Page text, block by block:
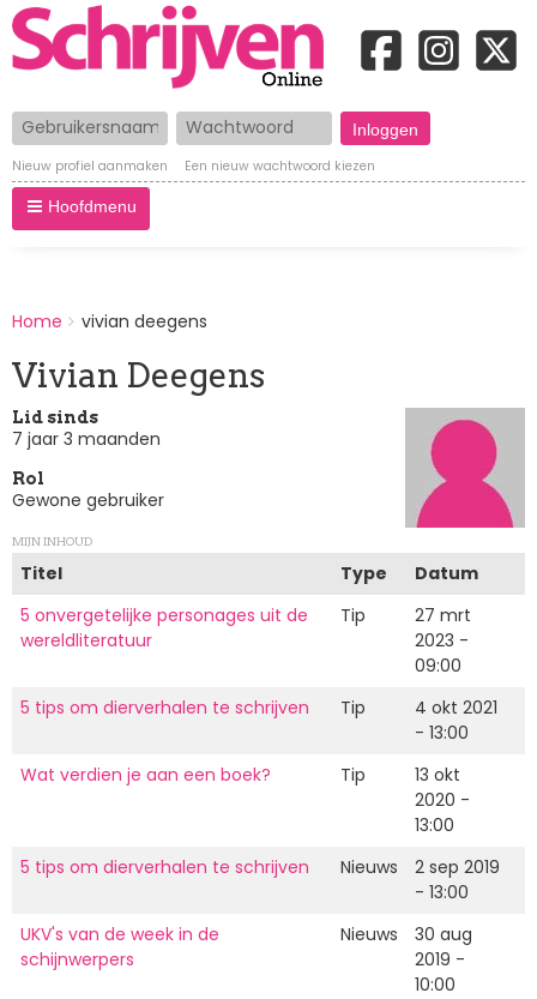
Gebruikersnaam Wachtwoord
Nieuw profiel aanmaken Een nieuw wachtwoord kiezen
Hoofdmenu
BREADCRUMBS
You
here:
Home vivian deegens
Vivian Deegens
Lid sinds
7 jaar 3 maanden
Rol
Gewone gebruiker
MIJN INHOUD
Titel Type
Datum
5 onvergetelijke personages uit de
wereldliteratuur
Tip
27 mrt
2023 -
09:00
5 tips om dierverhalen te schrijven
Tip
4 okt 2021
- 13:00
Wat verdien je aan een boek?
Tip
13 okt
2020 -
13:00
5 tips om dierverhalen te schrijven
Nieuws
2 sep 2019
- 13:00
UKV's van de week in de
schijnwerpers
Nieuws
30 aug
2019 -
10:00